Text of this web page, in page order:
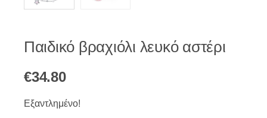
Παιδικό βραχιόλι λευκό αστέρι
€34.80
Εξαντλημένο!